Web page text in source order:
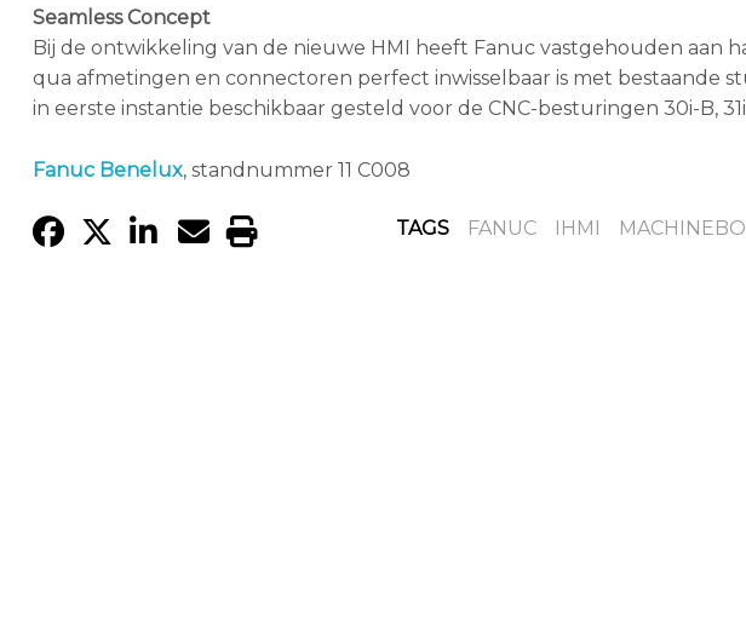
Seamless Concept
Bij de ontwikkeling van de nieuwe HMI heeft Fanuc vastgehouden aan
qua afmetingen en connectoren perfect inwisselbaar is met bestaande
in eerste instantie beschikbaar gesteld voor de CNC-besturingen 30i-B,
Fanuc Benelux, standnummer 11 C008
TAGS FANUC IHMI